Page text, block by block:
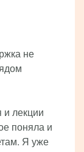
не
и лекции
поняла и
Я уже